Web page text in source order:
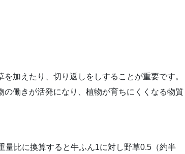
加えたり、切り返しをしすることが重要です。
働きが活発になり、植物が育ちにくくなる物質
量比に換算すると牛ふん1に対し野草0.5（約半